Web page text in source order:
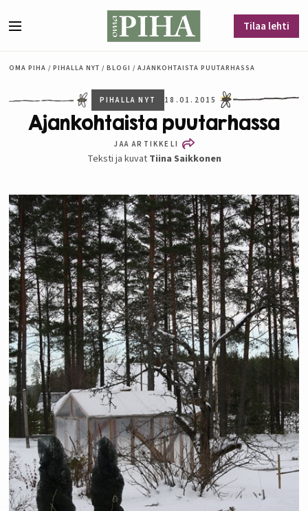
Tilaa lehti
OMA PIHA / PIHALLA NYT / BLOGI / AJANKOHTAISTA PUUTARHASSA
PIHALLA NYT 18.01.2015
Ajankohtaista puutarhassa
JAA ARTIKKELI
Teksti ja kuvat Tiina Saikkonen